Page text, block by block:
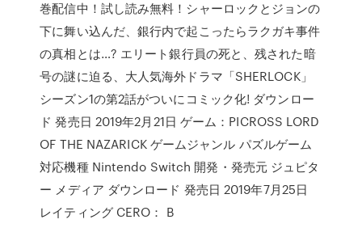
巻配信中！試し読み無料！シャーロックとジョンの
下に舞い込んだ、銀行内で起こったらラクガキ事件
の真相とは…? エリート銀行員の死と、残された暗
号の謎に迫る、大人気海外ドラマ「SHERLOCK」
シーズン1の第2話がついにコミック化! ダウンロー
ド 発売日 2019年2月21日 ゲーム：PICROSS LORD
OF THE NAZARICK ゲームジャンル パズルゲーム
対応機種 Nintendo Switch 開発・発売元 ジュピタ
ー メディア ダウンロード 発売日 2019年7月25日
レイティング CERO： B